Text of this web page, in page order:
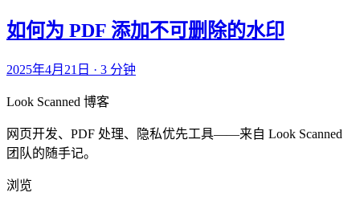
如何为 PDF 添加不可删除的水印
2025年4月21日 · 3 分钟
Look Scanned 博客
网页开发、PDF 处理、隐私优先工具——来自 Look Scanned
团队的随手记。
浏览